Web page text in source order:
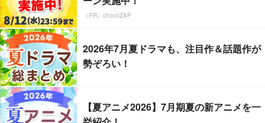
（PR）chocoZAP
2026年7月夏ドラマも、注目作＆話題作が
勢ぞろい！
【夏アニメ2026】7月期夏の新アニメを一